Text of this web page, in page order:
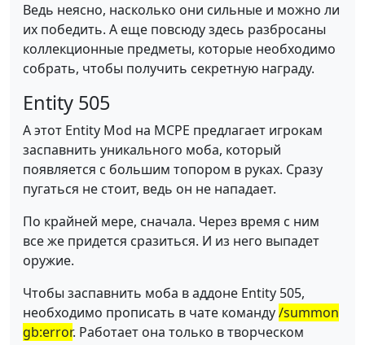
Ведь неясно, насколько они сильные и можно ли
их победить. А еще повсюду здесь разбросаны
коллекционные предметы, которые необходимо
собрать, чтобы получить секретную награду.
Entity 505
А этот Entity Mod на MCPE предлагает игрокам
заспавнить уникального моба, который
появляется с большим топором в руках. Сразу
пугаться не стоит, ведь он не нападает.
По крайней мере, сначала. Через время с ним
все же придется сразиться. И из него выпадет
оружие.
Чтобы заспавнить моба в аддоне Entity 505,
необходимо прописать в чате команду/summon
gb:error. Работает она только в творческом